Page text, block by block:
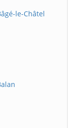
le-Châtel